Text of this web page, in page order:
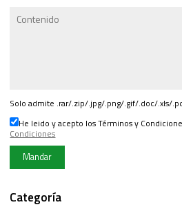
Solo admite .rar/.zip/.jpg/.png/.gif/.doc/.xls/
He leido y acepto los Términos y
Condiciones
Mandar
Categoría